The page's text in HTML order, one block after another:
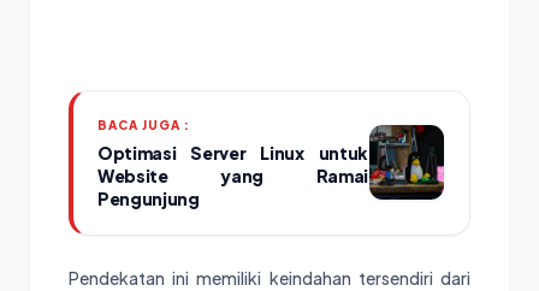
BACA JUGA :
Optimasi Server Linux untuk
Website yang Ramai
Pengunjung
Pendekatan ini memiliki keindahan tersendiri dari